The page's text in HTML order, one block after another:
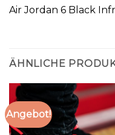
Air Jordan 6 Black
ÄHNLICHE
Angebot!